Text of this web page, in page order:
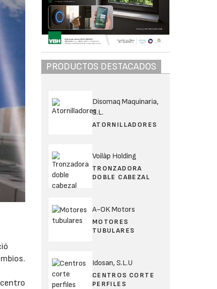
PRODUCTOS DESTACADOS
Disomaq Maquinaria,
S.L.
ATORNILLADORES
Voilàp Holding
TRONZADORA
DOBLE CABEZAL
A-OK Motors
MOTORES
TUBULARES
Idosan, S.L.U
CENTROS CORTE
PERFILES